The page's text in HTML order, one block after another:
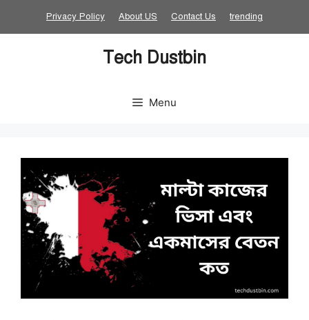
Privacy Policy About US Contact Us trending
Tech Dustbin
Menu